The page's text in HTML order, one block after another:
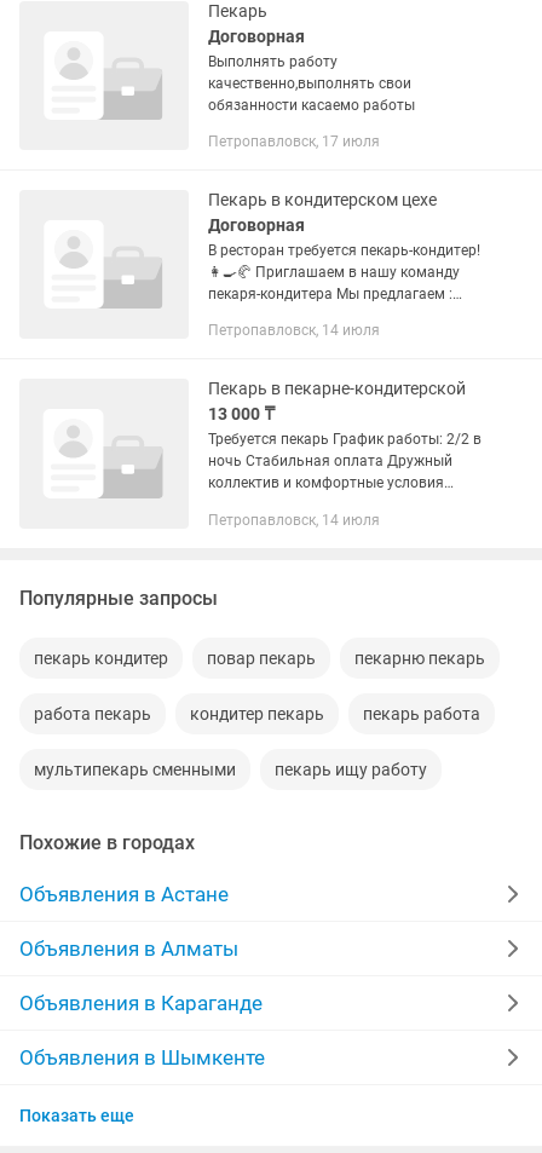
Пекарь
Договорная
Выполнять работу
качественно,выполнять свои
обязанности касаемо работы
Петропавловск, 17 июля
Пекарь в кондитерском цехе
Договорная
В ресторан требуется пекарь-кондитер!
👩🍳🥐 Приглашаем в нашу команду
пекаря-кондитера Мы предлагаем :
плату выше рыночной удобный
Петропавловск, 14 июля
Пекарь в пекарне-кондитерской
13 000 ₸
Требуется пекарь График работы: 2/2 в
ночь Стабильная оплата Дружный
коллектив и комфортные условия
сообщения или по телефону Людмила
Петропавловск, 14 июля
Популярные запросы
пекарь кондитер повар пекарь пекарню пекарь
работа пекарь кондитер пекарь пекарь работа
мультипекарь сменными пекарь ищу работу
Похожие в городах
Объявления в Астане
Объявления в Алматы
Объявления в Караганде
Объявления в Шымкенте
Объявления в Усть-Каменогорске
Показать еще